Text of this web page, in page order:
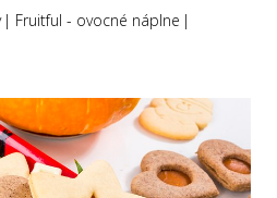
Fruitful - ovocné náplne